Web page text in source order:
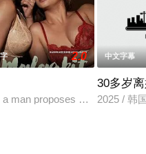
解。
本望美
2.0
a man proposes marriage to
中文字幕
30多岁
2025 / 韩